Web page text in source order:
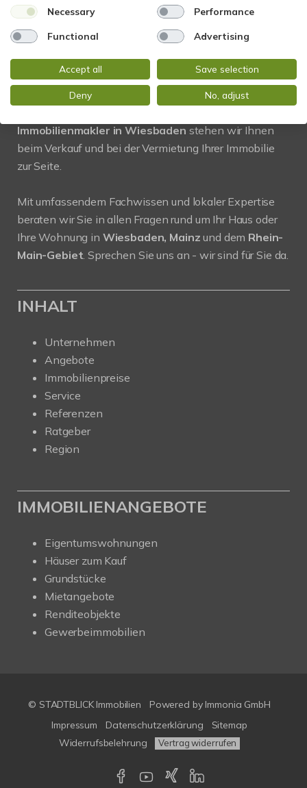
Mail:
info@stadtblick-immobilien.de
PROFIL
Immobilienmakler in Wiesbaden stehen wir Ihnen
beim Verkauf und bei der Vermietung Ihrer Immobilie
zur Seite.
Mit umfassendem Fachwissen und lokaler Expertise
beraten wir Sie in allen Fragen rund um Ihr Haus oder
Ihre Wohnung in Wiesbaden, Mainzund dem Rhein-
Main-Gebiet. Sprechen Sie uns an - wir sind für Sie da.
INHALT
Unternehmen
Angebote
Immobilienpreise
Service
Referenzen
Ratgeber
Region
IMMOBILIENANGEBOTE
Eigentumswohnungen
Häuser zum Kauf
Grundstücke
Mietangebote
Renditeobjekte
Gewerbeimmobilien
© STADTBLICK Immobilien Powered by Immonia GmbH
Impressum
Datenschutzerklärung
Sitemap
Widerrufsbelehrung
Vertrag widerrufen
Necessary Performance
Functional Advertising
Accept all Save selection
Deny No, adjust